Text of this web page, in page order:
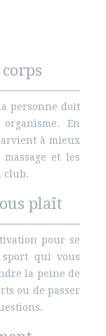
corps
personne doit
En
à mieux
et les
club.
plaît
pour se
qui vous
la peine de
ou de passer